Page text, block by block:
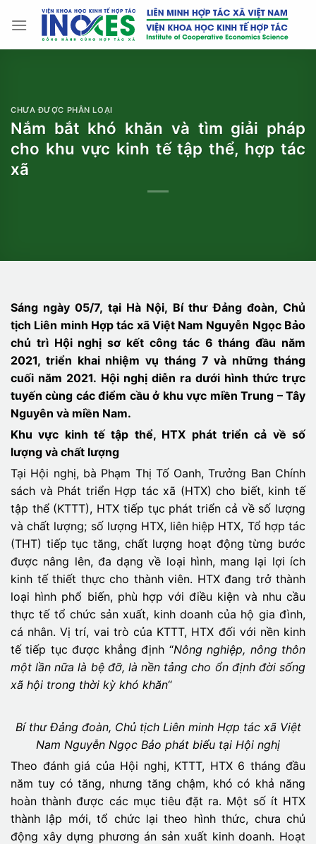
qua
CHƯA ĐƯỢC PHÂN LOẠI
Nắm bắt khó khăn và tìm giải pháp
cho khu vực kinh tế tập thể, hợp tác
xã
Sáng ngày 05/7, tại Hà Nội, Bí thư Đảng đoàn, Chủ
tịch Liên minh Hợp tác xã Việt Nam Nguyễn Ngọc Bảo
chủ trì Hội nghị sơ kết công tác 6 tháng đầu năm
2021, triển khai nhiệm vụ tháng 7 và những tháng
cuối năm 2021. Hội nghị diễn ra dưới hình thức trực
tuyến cùng các điểm cầu ở khu vực miền Trung – Tây
Nguyên và miền Nam.
Khu vực kinh tế tập thể, HTX phát triển cả về số
lượng và chất lượng
Tại Hội nghị, bà Phạm Thị Tố Oanh, Trưởng Ban Chính
sách và Phát triển Hợp tác xã (HTX) cho biết, kinh tế
tập thể (KTTT), HTX tiếp tục phát triển cả về số lượng
và chất lượng; số lượng HTX, liên hiệp HTX, Tổ hợp tác
(THT) tiếp tục tăng, chất lượng hoạt động từng bước
được nâng lên, đa dạng về loại hình, mang lại lợi ích
kinh tế thiết thực cho thành viên. HTX đang trở thành
loại hình phổ biến, phù hợp với điều kiện và nhu cầu
thực tế tổ chức sản xuất, kinh doanh của hộ gia đình,
cá nhân. Vị trí, vai trò của KTTT, HTX đối với nền kinh
tế tiếp tục được khẳng định “Nông nghiệp, nông thôn
một lần nữa là bệ đỡ, là nền tảng cho ổn định đời sống
xã hội trong thời kỳ khó khăn“
Bí thư Đảng đoàn, Chủ tịch Liên minh Hợp tác xã Việt
Nam Nguyễn Ngọc Bảo phát biểu tại Hội nghị
Theo đánh giá của Hội nghị, KTTT, HTX 6 tháng đầu
năm tuy có tăng, nhưng tăng chậm, khó có khả năng
hoàn thành được các mục tiêu đặt ra. Một số ít HTX
thành lập mới, tổ chức lại theo hình thức, chưa chủ
động xây dựng phương án sản xuất kinh doanh. Hoạt